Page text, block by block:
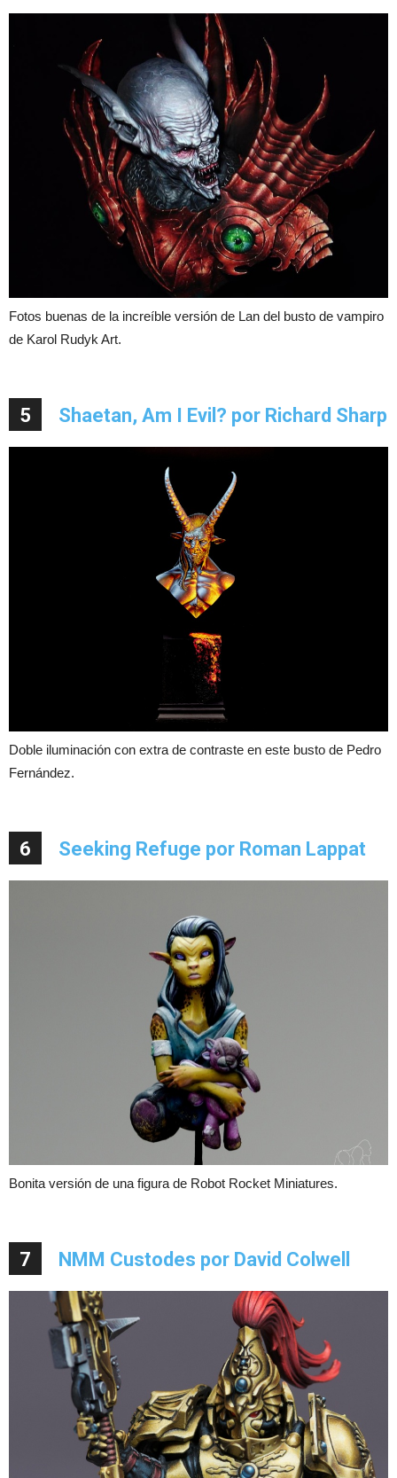
Fotos buenas de la increíble versión de Lan del busto de vampiro
de Karol Rudyk Art.
5 Shaetan, Am I Evil? por Richard Sharp
Doble iluminación con extra de contraste en este busto de Pedro
Fernández.
6 Seeking Refuge por Roman Lappat
Bonita versión de una figura de Robot Rocket Miniatures.
7 NMM Custodes por David Colwell